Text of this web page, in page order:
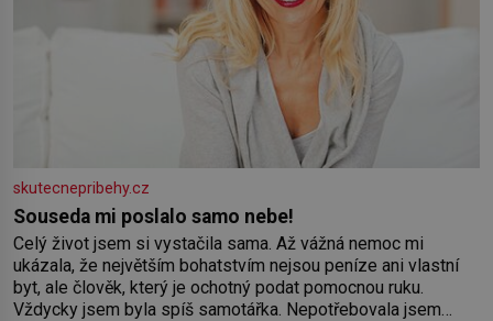
skutecnepribehy.cz
Souseda mi poslalo samo nebe!
Celý život jsem si vystačila sama. Až vážná nemoc mi
ukázala, že největším bohatstvím nejsou peníze ani vlastní
byt, ale člověk, který je ochotný podat pomocnou ruku.
Vždycky jsem byla spíš samotářka. Nepotřebovala jsem